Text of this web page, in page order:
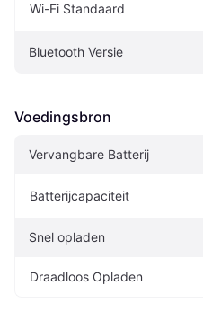
Wi-Fi Standaard
Bluetooth Versie
Voedingsbron
Vervangbare Batterij
Batterijcapaciteit
Snel opladen
Draadloos Opladen